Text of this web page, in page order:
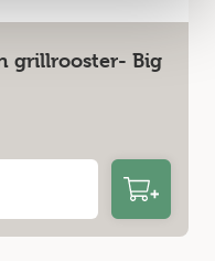
grillrooster- Big